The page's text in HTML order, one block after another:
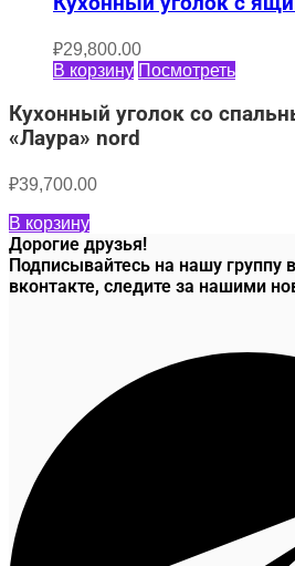
₽29,800.00
В корзину Посмотреть
Кухонный уголок со
«Лаура» nord
₽39,700.00
В корзину
Дорогие друзья!
Подписывайтесь на нашу группу
вконтакте, следите за нашими